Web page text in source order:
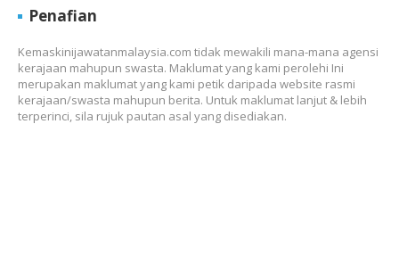
Penafian
Kemaskinijawatanmalaysia.com tidak mewakili mana-mana agensi
kerajaan mahupun swasta. Maklumat yang kami perolehi Ini
merupakan maklumat yang kami petik daripada website rasmi
kerajaan/swasta mahupun berita. Untuk maklumat lanjut & lebih
terperinci, sila rujuk pautan asal yang disediakan.